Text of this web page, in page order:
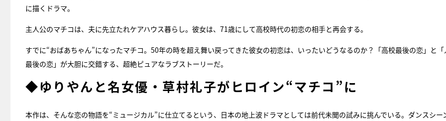
に描くドラマ。
主人公のマチコは、夫に先立たれケアハウス暮らし。彼女は、71歳にして高校時代の初恋の相手と再会する。
すでに“おばあちゃん”になったマチコ。50年の時を超え舞い戻ってきた彼女の初恋は、いったいどうなるのか？「高校最後の恋」と「
最後の恋」が大胆に交錯する、超絶ピュアなラブストーリーだ。
◆ゆりやんと名女優・草村礼子がヒロイン“マチコ”に
本作は、そんな恋の物語を“ミュージカル”に仕立てるという、日本の地上波ドラマとしては前代未聞の試みに挑んでいる。ダンスシー